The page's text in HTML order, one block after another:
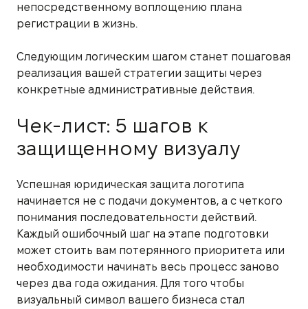
непосредственному воплощению плана
регистрации в жизнь.
Следующим логическим шагом станет пошаговая
реализация вашей стратегии защиты через
конкретные административные действия.
Чек-лист: 5 шагов к
защищенному визуалу
Успешная юридическая защита логотипа
начинается не с подачи документов, а с четкого
понимания последовательности действий.
Каждый ошибочный шаг на этапе подготовки
может стоить вам потерянного приоритета или
необходимости начинать весь процесс заново
через два года ожидания. Для того чтобы
визуальный символ вашего бизнеса стал